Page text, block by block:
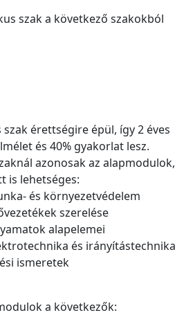
szak a következő szakokból
érettségire épül, így 2 éves
és 40% gyakorlat lesz.
azonosak az alapmodulok,
is lehetséges:
és környezetvédelem
szerelése
alapelemei
és irányítástechnika
ismeretek
a következők: